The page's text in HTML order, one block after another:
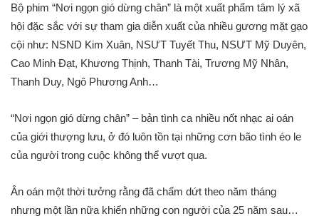
Bộ phim “Nơi ngọn gió dừng chân” là một xuất phẩm tâm lý xã
hội đặc sắc với sự tham gia diễn xuất của nhiều gương mặt gạo
cội như: NSND Kim Xuân, NSƯT Tuyết Thu, NSƯT Mỹ Duyên,
Cao Minh Đạt, Khương Thịnh, Thanh Tài, Trương Mỹ Nhân,
Thanh Duy, Ngô Phương Anh…
“Nơi ngọn gió dừng chân” – bản tình ca nhiều nốt nhạc ai oán
của giới thượng lưu, ở đó luôn tồn tại những cơn bão tình éo le
của người trong cuộc không thể vượt qua.
Ân oán một thời tưởng rằng đã chấm dứt theo năm tháng
nhưng một lần nữa khiến những con người của 25 năm sau…